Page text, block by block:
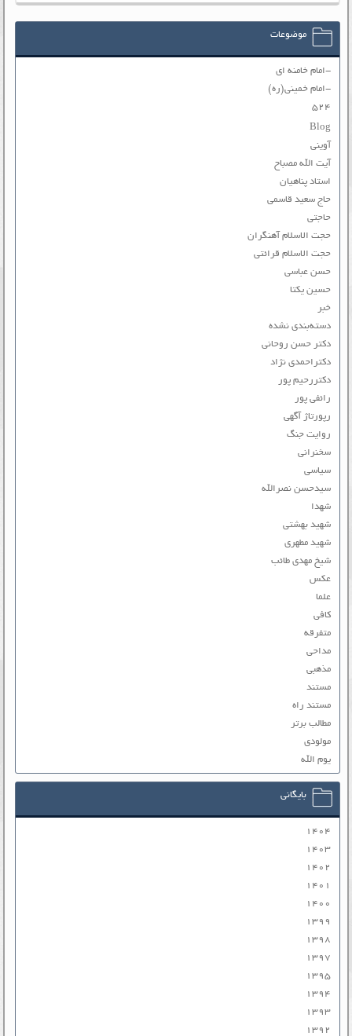
موضوعات
-امام خامنه ای
-امام خمینی(ره)
۵۲۴
Blog
آوینی
آیت الله مصباح
استاد پناهیان
حاج سعید قاسمی
حاجتی
حجت الاسلام آهنگران
حجت الاسلام قرائتی
حسن عباسی
حسین یکتا
خبر
دسته‌بندی نشده
دکتر حسن روحانی
دکتراحمدی نژاد
دکتررحیم پور
رائفی پور
رپورتاژ آگهی
روایت جنگ
سخنرانی
سیاسی
سیدحسن نصرالله
شهدا
شهید بهشتی
شهید مطهری
شیخ مهدی طائب
عکس
علما
کافی
متفرقه
مداحی
مذهبی
مستند
مستند راه
مطالب برتر
مولودی
یوم الله
بایگانی
۱۴۰۴
۱۴۰۳
۱۴۰۲
۱۴۰۱
۱۴۰۰
۱۳۹۹
۱۳۹۸
۱۳۹۷
۱۳۹۵
۱۳۹۴
۱۳۹۳
۱۳۹۲